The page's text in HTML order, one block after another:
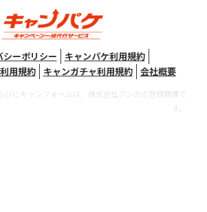
シーポリシー
キャンパケ利用規約
用規約
キャンガチャ利用規約 会社概要
びにキャンフォームは、株式会社ブンカの登録商標で
す。